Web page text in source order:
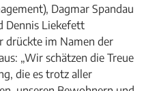
Dagmar Spandau
Dennis Liekefett
drückte im Namen der
„Wir schätzen die Treue
die es trotz aller